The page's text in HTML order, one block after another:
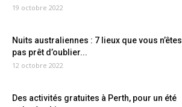
19 octobre 2022
Nuits australiennes : 7 lieux que vous n’êtes
pas prêt d’oublier...
12 octobre 2022
Des activités gratuites à Perth, pour un été